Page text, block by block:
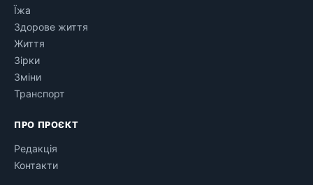
Їжа
Здорове життя
Життя
Зірки
Зміни
Транспорт
ПРО ПРОЄКТ
Редакція
Контакти